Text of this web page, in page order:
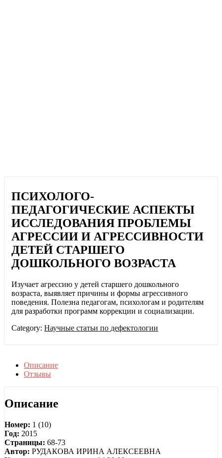
ПСИХОЛОГО-
ПЕДАГОГИЧЕСКИЕ АСПЕКТЫ
ИССЛЕДОВАНИЯ ПРОБЛЕМЫ
АГРЕССИИ И АГРЕССИВНОСТИ
ДЕТЕЙ СТАРШЕГО
ДОШКОЛЬНОГО ВОЗРАСТА
Изучает агрессию у детей старшего дошкольного
возраста, выявляет причины и формы агрессивного
поведения. Полезна педагогам, психологам и родителям
для разработки программ коррекции и социализации.
Category:Научные статьи по дефектологии
Описание
Отзывы
Описание
Номер: 1 (10)
Год: 2015
Страницы: 68-73
Автор: РУДАКОВА ИРИНА АЛЕКСЕЕВНА